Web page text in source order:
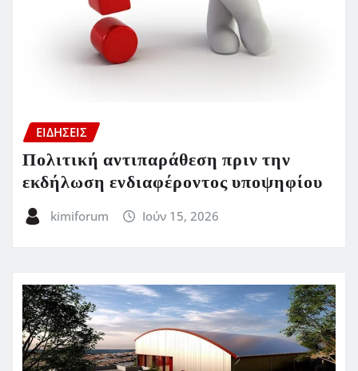
ΕΙΔΗΣΕΙΣ
Πολιτική αντιπαράθεση πριν την
εκδήλωση ενδιαφέροντος υποψηφίου
kimiforum Ιούν 15, 2026